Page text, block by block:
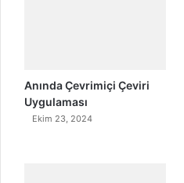
Anında Çevrimiçi Çeviri
Uygulaması
Ekim 23, 2024